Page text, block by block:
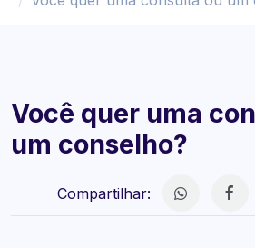
Você quer uma
um conselho?
Compartilhar: